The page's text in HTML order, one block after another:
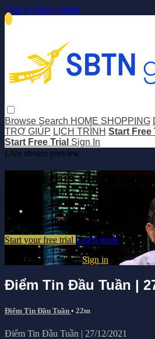
Skip to main content
Browse Search HOME SHOPPING
TRỢ GIÚP LỊCH TRÌNH Start Free
Start Free Trial Sign In
Live stream preview
Watch this video and
Watch this video and more on
Start your free trial Learn more
Already subscribed?Sign in
Điểm Tin Đầu Tuần |
Điểm Tin Đầu Tuần • 22m
Điểm Tin Đầu Tuần | 27/12/2021